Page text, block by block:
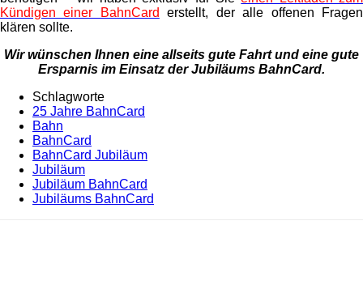
Kündigen einer BahnCard
erstellt, der alle offenen Fragen
klären sollte.
Wir wünschen Ihnen eine allseits gute Fahrt und eine gute
Ersparnis im Einsatz der Jubiläums BahnCard.
Schlagworte
25 Jahre BahnCard
Bahn
BahnCard
BahnCard Jubiläum
Jubiläum
Jubiläum BahnCard
Jubiläums BahnCard